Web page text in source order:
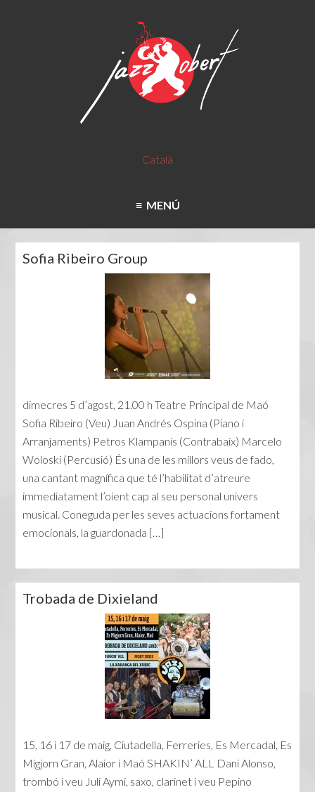
Català
MENÚ
Sofia Ribeiro Group
dimecres 5 d’agost, 21.00 h Teatre Principal de Maó
Sofia Ribeiro (Veu) Juan Andrés Ospina (Piano i
Arranjaments) Petros Klampanis (Contrabaix) Marcelo
Woloski (Percusió) És una de les millors veus de fado,
una cantant magnífica que té l’habilitat d’atreure
immediatament l’oient cap al seu personal univers
musical. Coneguda per les seves actuacions fortament
emocionals, la guardonada […]
Trobada de Dixieland
15, 16 i 17 de maig, Ciutadella, Ferreries, Es Mercadal, Es
Migjorn Gran, Alaior i Maó SHAKIN’ ALL Dani Alonso,
trombó i veu Juli Aymí, saxo, clarinet i veu Pepino